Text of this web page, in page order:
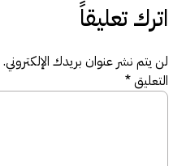
اترك تعليقاً
لن يتم نشر عنوان بريدك الإلكتروني.
التعليق*